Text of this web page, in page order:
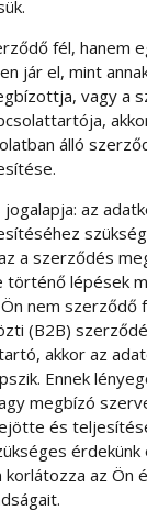
fél, hanem
jár el, mint
vagy a
álló
az
a szerződés
történő lépések
nem szerződő
(B2B)
akkor az
Ennek
megbízó
és
korlátozza az Ön